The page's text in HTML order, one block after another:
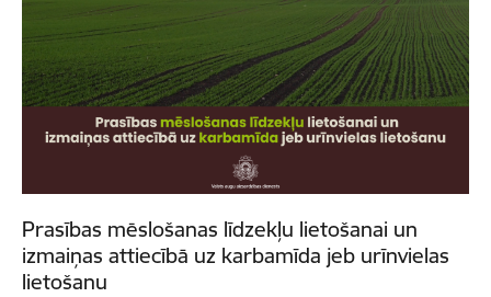
Prasības mēslošanas līdzekļu lietošanai un
izmaiņas attiecībā uz karbamīda jeb urīnvielas
lietošanu